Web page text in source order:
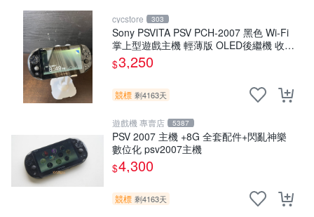
cycstore 303
Sony PSVITA PSV PCH-2007 黑色 Wi-Fi
掌上型遊戲主機 輕薄版 OLED後繼機 收藏
熱門
$3,250
競標 剩4163天
遊戲機 專賣店 5387
PSV 2007 主機 +8G 全套配件+閃亂神樂
數位化 psv2007主機
$4,300
競標 剩4163天